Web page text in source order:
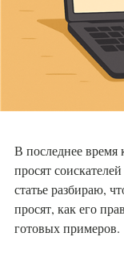
В последнее время
просят
статье разбираю,
просят, как его
готовых примеров.